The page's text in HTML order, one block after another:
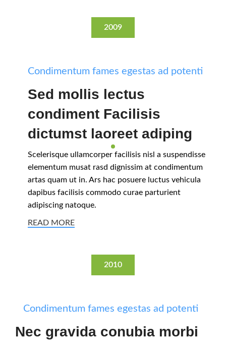
2009
Condimentum fames egestas ad potenti
Sed mollis lectus
condiment Facilisis
dictumst laoreet adiping
Scelerisque ullamcorper facilisis nisl a suspendisse
elementum musat rasd dignissim at condimentum
artas quam ut in. Ars hac posuere luctus vehicula
dapibus facilisis commodo curae parturient
adipiscing natoque.
READ MORE
2010
Condimentum fames egestas ad potenti
Nec gravida conubia morbi